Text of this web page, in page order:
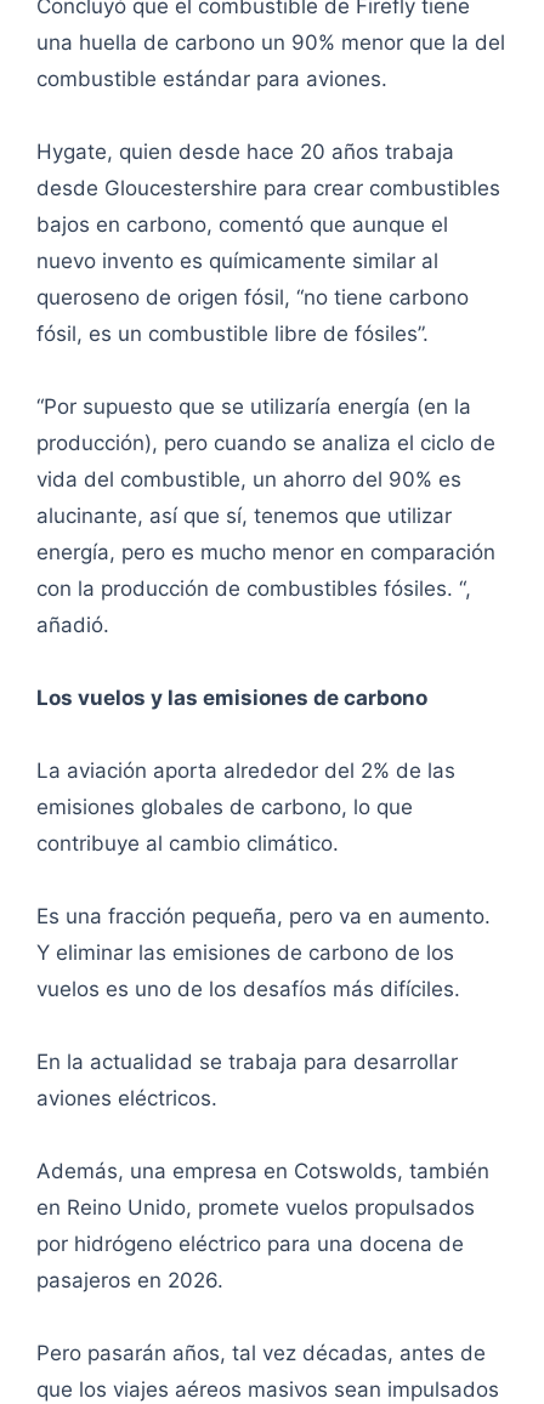
Concluyó que el combustible de Firefly tiene
una huella de carbono un 90% menor que la del
combustible estándar para aviones.
Hygate, quien desde hace 20 años trabaja
desde Gloucestershire para crear combustibles
bajos en carbono, comentó que aunque el
nuevo invento es químicamente similar al
queroseno de origen fósil, “no tiene carbono
fósil, es un combustible libre de fósiles”.
“Por supuesto que se utilizaría energía (en la
producción), pero cuando se analiza el ciclo de
vida del combustible, un ahorro del 90% es
alucinante, así que sí, tenemos que utilizar
energía, pero es mucho menor en comparación
con la producción de combustibles fósiles. “,
añadió.
Los vuelos y las emisiones de carbono
La aviación aporta alrededor del 2% de las
emisiones globales de carbono, lo que
contribuye al cambio climático.
Es una fracción pequeña, pero va en aumento.
Y eliminar las emisiones de carbono de los
vuelos es uno de los desafíos más difíciles.
En la actualidad se trabaja para desarrollar
aviones eléctricos.
Además, una empresa en Cotswolds, también
en Reino Unido, promete vuelos propulsados
por hidrógeno eléctrico para una docena de
pasajeros en 2026.
Pero pasarán años, tal vez décadas, antes de
que los viajes aéreos masivos sean impulsados